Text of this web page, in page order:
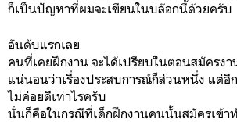
ก็เป็นปัญหาที่ผมจะเขียนในบล๊อกนี้ด้วยครับ
อันดับแรกเลย
คนที่เคยฝึกงาน จะได้เปรียบในตอนสมัครง
แน่นอนว่าเรื่องประสบการณ์ก็ส่วนหนึ่ง แต่
ไม่ค่อยดีเท่าไรครับ
นั่นก็คือในกรณีที่เด็กฝึกงานคนนั้นสมัครเข้า